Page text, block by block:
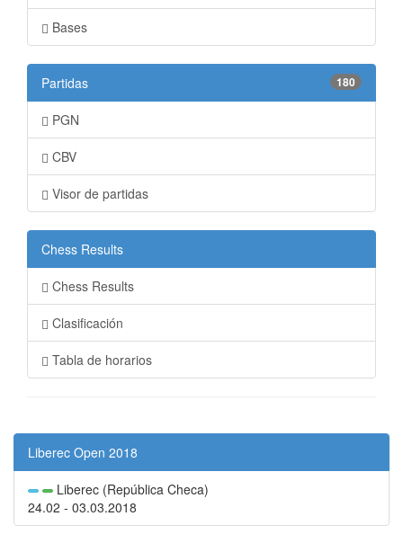
Bases
Partidas 180
PGN
CBV
Visor de partidas
Chess Results
Chess Results
Clasificación
Tabla de horarios
Liberec Open 2018
Liberec (República Checa)
24.02 - 03.03.2018